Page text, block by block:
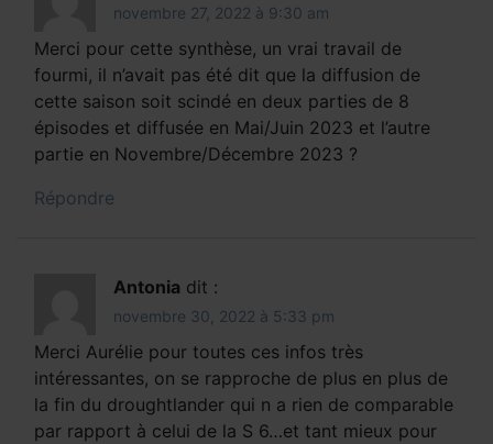
novembre 27, 2022 à 9:30 am
Merci pour cette synthèse, un vrai travail de
fourmi, il n’avait pas été dit que la diffusion de
cette saison soit scindé en deux parties de 8
épisodes et diffusée en Mai/Juin 2023 et l’autre
partie en Novembre/Décembre 2023 ?
Répondre
Antonia dit :
novembre 30, 2022 à 5:33 pm
Merci Aurélie pour toutes ces infos très
intéressantes, on se rapproche de plus en plus de
la fin du droughtlander qui n a rien de comparable
par rapport à celui de la S 6…et tant mieux pour